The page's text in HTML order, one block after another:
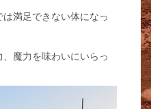
満足できない体になっ
魔力を味わいにいらっ